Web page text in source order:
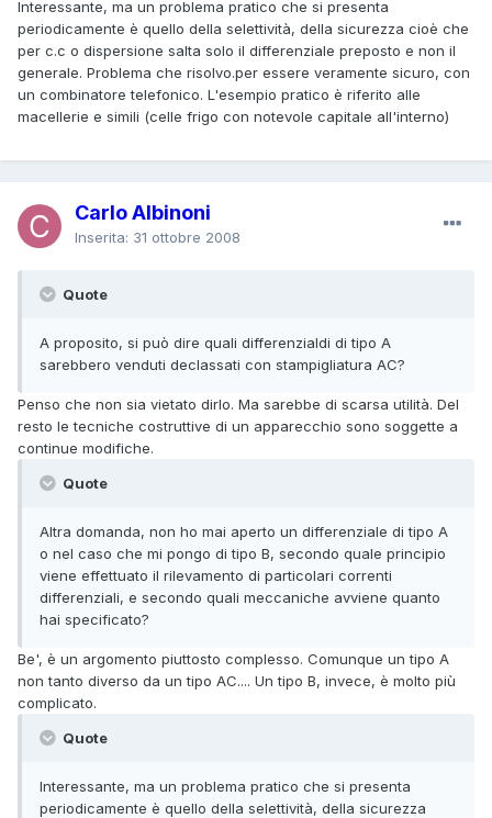
Interessante, ma un problema pratico che si presenta
periodicamente è quello della selettività, della sicurezza cioè che
per c.c o dispersione salta solo il differenziale preposto e non il
generale. Problema che risolvo.per essere veramente sicuro, con
un combinatore telefonico. L'esempio pratico è riferito alle
macellerie e simili (celle frigo con notevole capitale all'interno)
Carlo Albinoni
Inserita: 31 ottobre 2008
Quote
A proposito, si può dire quali differenzialdi di tipo A
sarebbero venduti declassati con stampigliatura AC?
Penso che non sia vietato dirlo. Ma sarebbe di scarsa utilità. Del
resto le tecniche costruttive di un apparecchio sono soggette a
continue modifiche.
Quote
Altra domanda, non ho mai aperto un differenziale di tipo A
o nel caso che mi pongo di tipo B, secondo quale principio
viene effettuato il rilevamento di particolari correnti
differenziali, e secondo quali meccaniche avviene quanto
hai specificato?
Be', è un argomento piuttosto complesso. Comunque un tipo A
non tanto diverso da un tipo AC.... Un tipo B, invece, è molto più
complicato.
Quote
Interessante, ma un problema pratico che si presenta
periodicamente è quello della selettività, della sicurezza